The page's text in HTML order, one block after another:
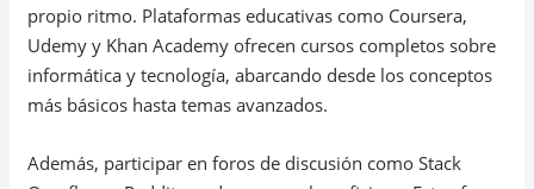
propio ritmo. Plataformas educativas como Coursera,
Udemy y Khan Academy ofrecen cursos completos sobre
informática y tecnología, abarcando desde los conceptos
más básicos hasta temas avanzados.
Además, participar en foros de discusión como Stack